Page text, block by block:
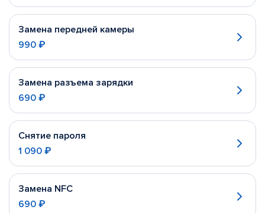
Замена передней камеры
990 ₽
Замена разъема зарядки
690 ₽
Снятие пароля
1 090 ₽
Замена NFC
690 ₽